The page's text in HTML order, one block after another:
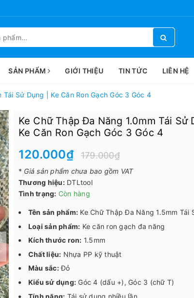
SẢN PHẨM GIỚI THIỆU TIN TỨC LIÊN HỆ
Sử Dụng | Ke Căn Ron Gạch Góc 3 Góc 4
Ke Chữ Thập Đa Năng 1.0mm Tái Sử
Ke Căn Ron Gạch Góc 3 Góc 4
120.000₫ 179.000₫
* Giá sản phẩm chưa bao gồm VAT
Thương hiệu: DTLtool
Tình trạng: Còn hàng
Tên sản phẩm: Ke Chữ Thập Đa Năng 1.5mm Tái
Loại sản phẩm: Ke căn ron gạch đa năng
Kích thước ron: 1.5mm
Chất liệu: Nhựa PP kỹ thuật
Màu sắc:Đỏ
Kiểu sử dụng: Góc 4 (dấu +), Góc 3 (chữ T)
Tính năng: Tái sử dụng nhiều lần